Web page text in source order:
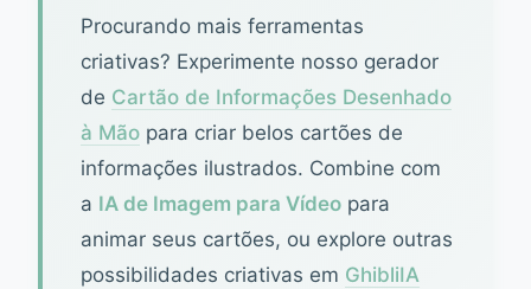
Procurando mais ferramentas
criativas? Experimente nosso gerador
de Cartão de Informações Desenhado
à Mão para criar belos cartões de
informações ilustrados. Combine com
a IA de Imagem para Vídeo para
animar seus cartões, ou explore outras
possibilidades criativas em GhibliIA